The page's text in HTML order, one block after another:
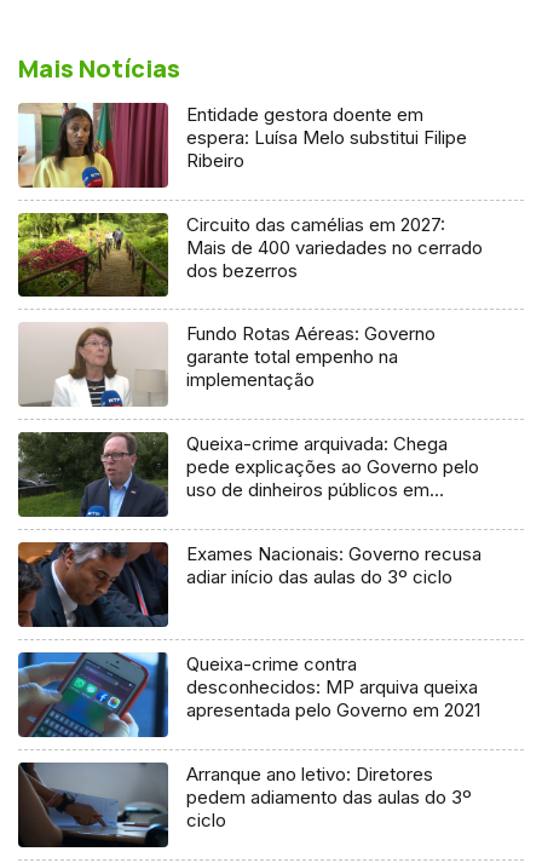
Mais Notícias
Entidade gestora doente em
espera: Luísa Melo substitui Filipe
Ribeiro
Circuito das camélias em 2027:
Mais de 400 variedades no cerrado
dos bezerros
Fundo Rotas Aéreas: Governo
garante total empenho na
implementação
Queixa-crime arquivada: Chega
pede explicações ao Governo pelo
uso de dinheiros públicos em
Exames Nacionais: Governo recusa
adiar início das aulas do 3º ciclo
Queixa-crime contra
desconhecidos: MP arquiva queixa
apresentada pelo Governo em 2021
Arranque ano letivo: Diretores
pedem adiamento das aulas do 3º
ciclo